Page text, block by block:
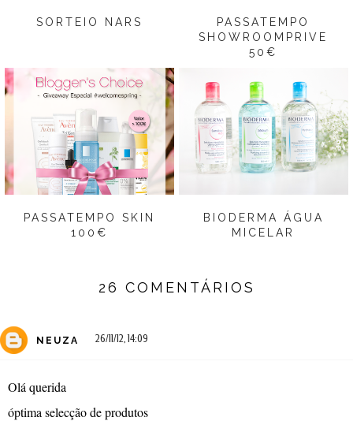
SORTEIO NARS
PASSATEMPO
SHOWROOMPRIVE
50€
PASSATEMPO SKIN
100€
BIODERMA ÁGUA
MICELAR
26 COMENTÁRIOS
NEUZA 26/11/12, 14:09
Olá querida
óptima selecção de produtos